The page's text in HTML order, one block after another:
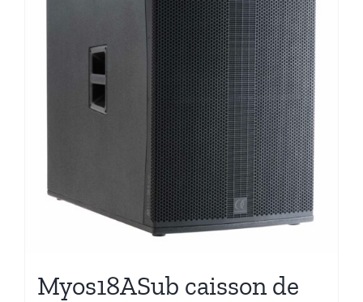
Myos18ASub caisson de